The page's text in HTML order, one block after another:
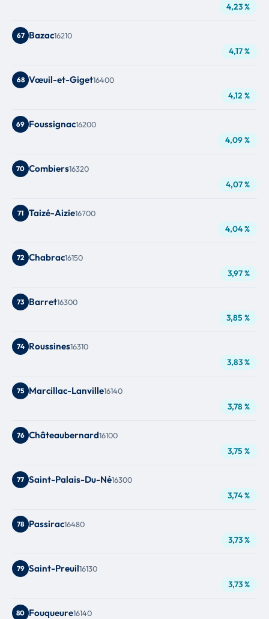
4,23 %
67 Bazac16210
4,17 %
68 Vœuil-et-Giget16400
4,12 %
69 Foussignac16200
4,09 %
70 Combiers16320
4,07 %
71 Taizé-Aizie16700
4,04 %
72 Chabrac16150
3,97 %
73 Barret16300
3,85 %
74 Roussines16310
3,83 %
75 Marcillac-Lanville16140
3,78 %
76 Châteaubernard16100
3,75 %
77 Saint-Palais-Du-Né16300
3,74 %
78 Passirac16480
3,73 %
79 Saint-Preuil16130
3,73 %
80 Fouqueure16140